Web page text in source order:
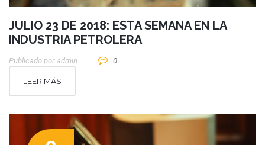
JULIO 23 DE 2018: ESTA SEMANA EN LA
INDUSTRIA PETROLERA
Publicado por Admin 0
LEER MÁS